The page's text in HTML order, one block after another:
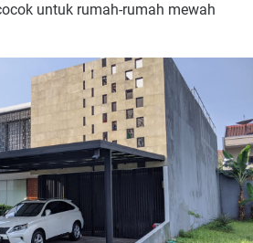
untuk rumah-rumah mewah